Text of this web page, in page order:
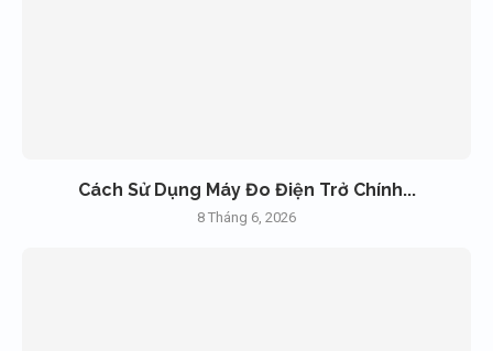
Cách Sử Dụng Máy Đo Điện Trở Chính...
8 Tháng 6, 2026